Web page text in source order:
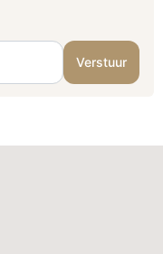
Verstuur